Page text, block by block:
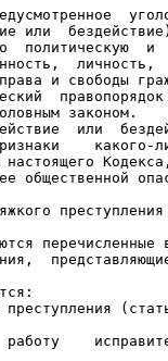
или
политическую  и
личность,
и свободы
или
какого-
настоящего
общественной
преступления
перечисленные